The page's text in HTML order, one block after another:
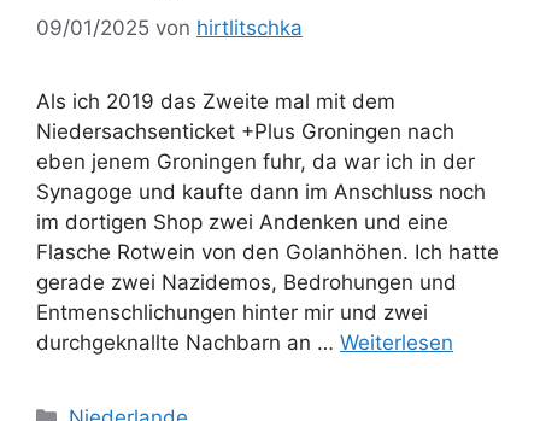
09/01/2025 von hirtlitschka
Als ich 2019 das Zweite mal mit dem
Niedersachsenticket +Plus Groningen nach
eben jenem Groningen fuhr, da war ich in der
Synagoge und kaufte dann im Anschluss noch
im dortigen Shop zwei Andenken und eine
Flasche Rotwein von den Golanhöhen. Ich hatte
gerade zwei Nazidemos, Bedrohungen und
Entmenschlichungen hinter mir und zwei
durchgeknallte Nachbarn an … Weiterlesen
Kategorien